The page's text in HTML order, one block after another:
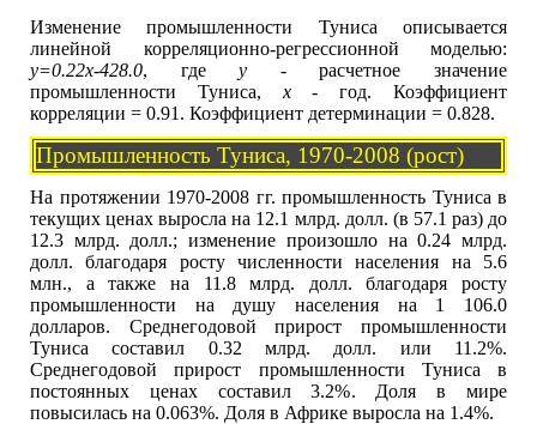
Изменение промышленности Туниса описывается
линейной корреляционно-регрессионной моделью:
y=0.22x-428.0, гдеy - расчетное значение
промышленности Туниса, x- год. Коэффициент
корреляции = 0.91. Коэффициент детерминации = 0.828.
Промышленность Туниса, 1970-2008 (рост)
На протяжении 1970-2008 гг. промышленность Туниса в
текущих ценах выросла на 12.1 млрд. долл. (в 57.1 раз) до
12.3 млрд. долл.; изменение произошло на 0.24 млрд.
долл. благодаря росту численности населения на 5.6
млн., а также на 11.8 млрд. долл. благодаря росту
промышленности на душу населения на 1 106.0
долларов. Среднегодовой прирост промышленности
Туниса составил 0.32 млрд. долл. или 11.2%.
Среднегодовой прирост промышленности Туниса в
постоянных ценах составил 3.2%. Доля в мире
повысилась на 0.063%. Доля в Африке выросла на 1.4%.